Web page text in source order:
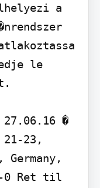
a
le
�
21-23,
Germany,
0 Ret til